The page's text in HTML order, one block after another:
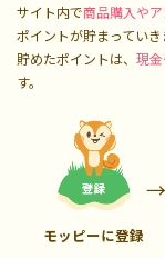
サイト内で商品購入や
ポイントが貯まっていき
貯めたポイントは、 現
す。
モッピーに登録